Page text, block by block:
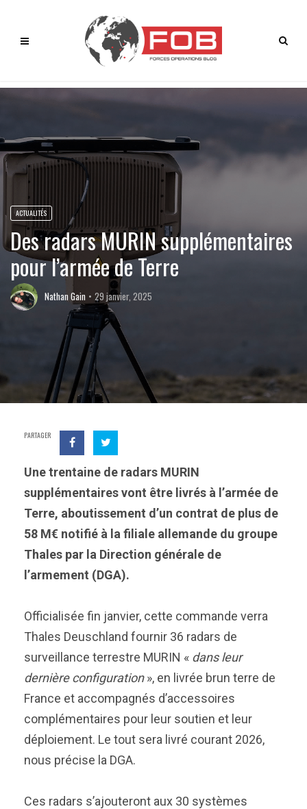
ACTUALITÉS
Des radars MURIN supplémentaires
pour l’armée de Terre
Nathan Gain 29 janvier, 2025
PARTAGER
Une trentaine de radars MURIN
supplémentaires vont être livrés à l’armée de
Terre, aboutissement d’un contrat de plus de
58 M€ notifié à la filiale allemande du groupe
Thales par la Direction générale de
l’armement (DGA).
Officialisée fin janvier, cette commande verra
Thales Deuschland fournir 36 radars de
surveillance terrestre MURIN « dans leur
dernière configuration», en livrée brun terre de
France et accompagnés d’accessoires
complémentaires pour leur soutien et leur
déploiement. Le tout sera livré courant 2026,
nous précise la DGA.
Ces radars s’ajouteront aux 30 systèmes